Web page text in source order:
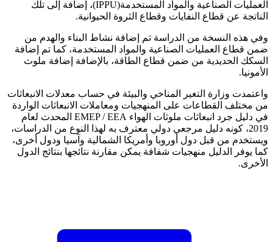
العمليات الصناعية والمواد المستخدمة(IPPU)، إضافة إلى تلك
الناتجة عن قطاع النفايات وقطاع الثروة الحيوانية.
وفي هذه النسخة من الدراسة تم إضافة نشاط البناء والهدم من
ضمن قطاع العمليات الصناعية والمواد المستخدمة، كما تم إضافة
السكك الحديدية من ضمن قطاع الطاقة، بالإضافة إضافة ملوث
الأمونيا.
واعتمدت وزارة التغير المناخي والبيئة في حساب معدلات الانبعاثات
من مختلف القطاعات على المنهجيات ومعاملات الانبعاثات الواردة
في دليل جرد انبعاثات ملوثات الهواء EMEP / EEA المحدث لعام
2019، كونه دليل مرجعي دولي معترف به لهذا النوع من الدراسات،
ويستخدم من قبل دول أوروبا وأمريكا الشمالية وآسيا ودول أخرى،
كما يوفر الدليل منهجيات شفافة يمكن مقارنة نتائجها بنتائج الدول
الأخرى.